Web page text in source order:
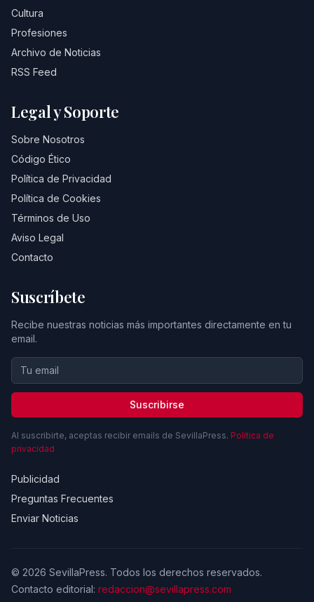
Cultura
Profesiones
Archivo de Noticias
RSS Feed
Legal y Soporte
Sobre Nosotros
Código Ético
Política de Privacidad
Política de Cookies
Términos de Uso
Aviso Legal
Contacto
Suscríbete
Recibe nuestras noticias más importantes directamente en tu
email.
Suscribirse
Al suscribirte, aceptas recibir emails de SevillaPress. Política de
privacidad
Publicidad
Preguntas Frecuentes
Enviar Noticias
© 2026 SevillaPress. Todos los derechos reservados.
Contacto editorial: redaccion@sevillapress.com